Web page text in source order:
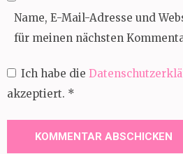
Name, E-Mail-Adresse und
für meinen nächsten
Ich habe die
akzeptiert. *